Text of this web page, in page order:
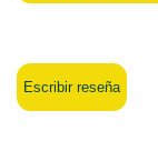
Escribir reseña